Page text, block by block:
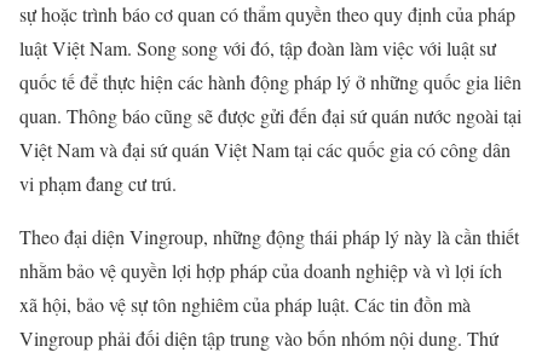
sự hoặc trình báo cơ quan có thẩm quyền theo quy định của pháp
luật Việt Nam. Song song với đó, tập đoàn làm việc với luật sư
quốc tế để thực hiện các hành động pháp lý ở những quốc gia liên
quan. Thông báo cũng sẽ được gửi đến đại sứ quán nước ngoài tại
Việt Nam và đại sứ quán Việt Nam tại các quốc gia có công dân
vi phạm đang cư trú.
Theo đại diện Vingroup, những động thái pháp lý này là cần thiết
nhằm bảo vệ quyền lợi hợp pháp của doanh nghiệp và vì lợi ích
xã hội, bảo vệ sự tôn nghiêm của pháp luật. Các tin đồn mà
Vingroup phải đối diện tập trung vào bốn nhóm nội dung. Thứ